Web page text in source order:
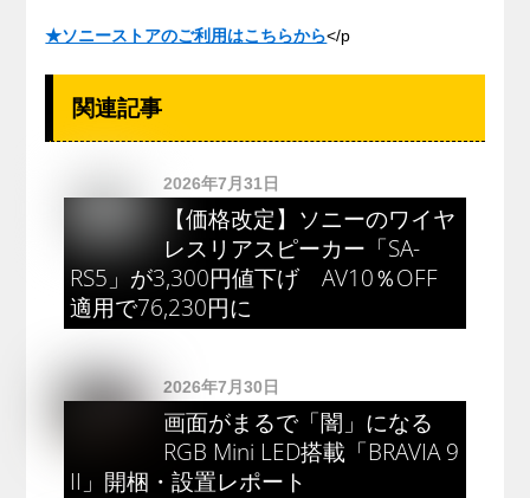
★ソニーストアのご利用はこちらから</p
関連記事
2026年7月31日
【価格改定】ソニーのワイヤ
レスリアスピーカー「SA-
RS5」が3,300円値下げ AV10％OFF
適用で76,230円に
2026年7月30日
画面がまるで「闇」になる
RGB Mini LED搭載「BRAVIA 9
II」開梱・設置レポート